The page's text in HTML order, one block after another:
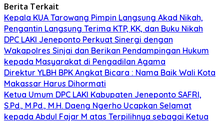
Berita Terkait
Kepala KUA Tarowang Pimpin Langsung Akad Nikah,
Pengantin Langsung Terima KTP, KK, dan Buku Nikah
DPC LAKI Jeneponto Perkuat Sinergi dengan
Wakapolres Sinjai dan Berikan Pendampingan Hukum
kepada Masyarakat di Pengadilan Agama
Direktur YLBH BPK Angkat Bicara : Nama Baik Wali Kota
Makassar Harus Dihormati
Ketua Umum DPC LAKI Kabupaten Jeneponto SAFRI,
S.Pd., M.Pd., M.H. Daeng Ngerho Ucapkan Selamat
kepada Abdul Fajar M atas Terpilihnya sebagai Ketua